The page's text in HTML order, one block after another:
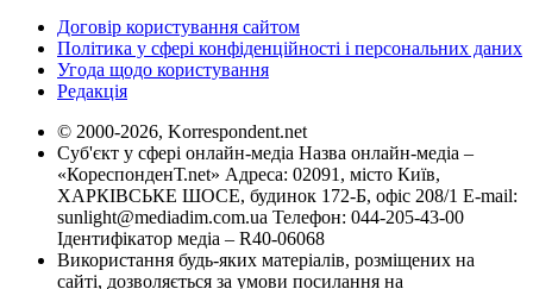
Договір користування сайтом
Політика у сфері конфіденційності і персональних даних
Угода щодо користування
Редакція
© 2000-2026, Korrespondent.net
Суб'єкт у сфері онлайн-медіа Назва онлайн-медіа –
«КореспонденТ.net» Адреса: 02091, місто Київ,
ХАРКІВСЬКЕ ШОСЕ, будинок 172-Б, офіс 208/1 E-mail:
sunlight@mediadim.com.ua Телефон: 044-205-43-00
Ідентифікатор медіа – R40-06068
Використання будь-яких матеріалів, розміщених на
сайті, дозволяється за умови посилання на